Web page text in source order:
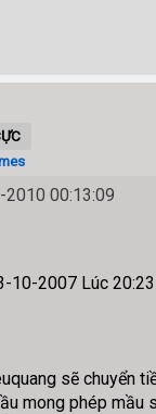
00:13:09
10-2007 Lúc 20:23
sẽ chuyển
mong phép mầu